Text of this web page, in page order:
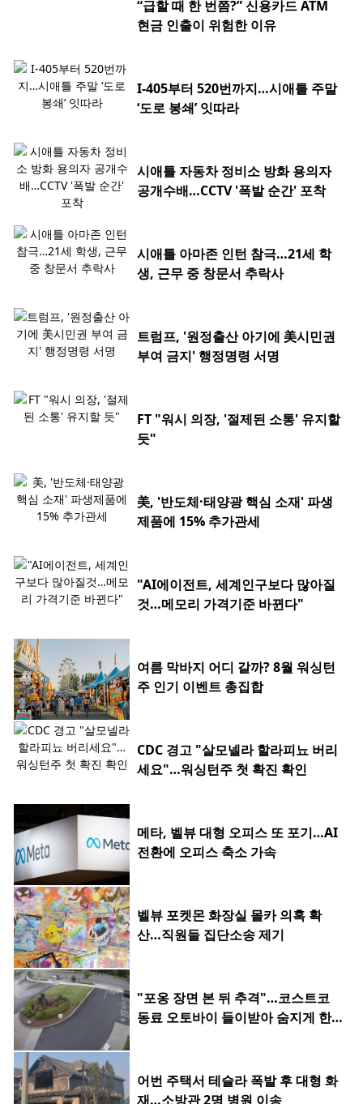
“급할 때 한 번쯤?” 신용카드 ATM
현금 인출이 위험한 이유
I-405부터 520번까지…시애틀 주말
‘도로 봉쇄’ 잇따라
시애틀 자동차 정비소 방화 용의자
공개수배…CCTV '폭발 순간' 포착
시애틀 아마존 인턴 참극…21세 학
생, 근무 중 창문서 추락사
트럼프, '원정출산 아기에 美시민권
부여 금지' 행정명령 서명
FT "워시 의장, '절제된 소통' 유지할
듯"
美, '반도체·태양광 핵심 소재' 파생
제품에 15% 추가관세
"AI에이전트, 세계인구보다 많아질
것…메모리 가격기준 바뀐다"
여름 막바지 어디 갈까? 8월 워싱턴
주 인기 이벤트 총집합
CDC 경고 "살모넬라 할라피뇨 버리
세요"…워싱턴주 첫 확진 확인
메타, 벨뷰 대형 오피스 또 포기…AI
전환에 오피스 축소 가속
벨뷰 포켓몬 화장실 몰카 의혹 확
산…직원들 집단소송 제기
"포옹 장면 본 뒤 추격"…코스트코
동료 오토바이 들이받아 숨지게 한 2
어번 주택서 테슬라 폭발 후 대형 화
재…소방관 2명 병원 이송